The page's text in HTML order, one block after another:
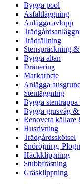
Bygga pool
Asfaltläggning
Anlägga avlopp
Trädfällning
Stenspräckning
Bygga altan
Dränering
Markarbete
Anlägga
Stenläggning
Bygga
Bygga grusväg &
Renovera källare
Husrivning
Trädgårdsskötsel
Snöröjning,
Häckklippning
Stubbfräsning
Gräsklippning